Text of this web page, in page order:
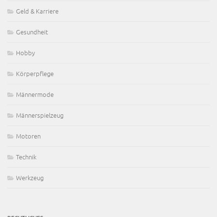
Geld & Karriere
Gesundheit
Hobby
Körperpflege
Männermode
Männerspielzeug
Motoren
Technik
Werkzeug